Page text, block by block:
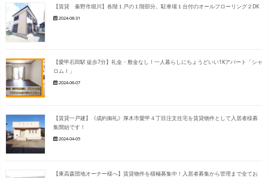
【賃貸 秦野市堀川】各階１戸の１階部分。駐車場１台付のオールフローリング２DK
2024-08-31
【愛甲石田駅 徒歩7分】礼金・敷金なし！一人暮らしにちょうどいい1Kアパート「シャ
ロムⅠ」
2024-06-07
【賃貸一戸建】《成約御礼》厚木市愛甲４丁目注文住宅を賃貸物件として入居者様募
集開始です！
2024-04-05
【東高森団地オーナー様へ】賃貸物件を積極募集中！入居者募集から管理まで全てお